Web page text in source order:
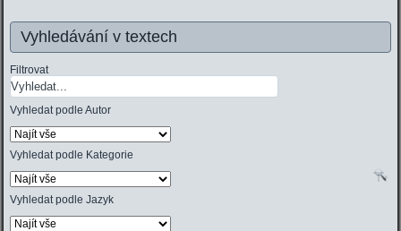
Vyhledávání v textech
Filtrovat
Vyhledat podle Autor
Vyhledat podle Kategorie
Vyhledat podle Jazyk